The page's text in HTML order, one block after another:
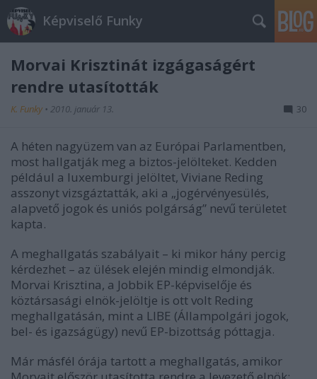
Képviselő Funky
Morvai Krisztinát izgágaságért
rendre utasították
K. Funky • 2010. január 13. 30
A héten nagyüzem van az Európai Parlamentben,
most hallgatják meg a biztos-jelölteket. Kedden
például a luxemburgi jelöltet, Viviane Reding
asszonyt vizsgáztatták, aki a „jogérvényesülés,
alapvető jogok és uniós polgárság” nevű területet
kapta.
A meghallgatás szabályait – ki mikor hány percig
kérdezhet – az ülések elején mindig elmondják.
Morvai Krisztina, a Jobbik EP-képviselője és
köztársasági elnök-jelöltje is ott volt Reding
meghallgatásán, mint a LIBE (Állampolgári jogok,
bel- és igazságügy) nevű EP-bizottság póttagja.
Már másfél órája tartott a meghallgatás, amikor